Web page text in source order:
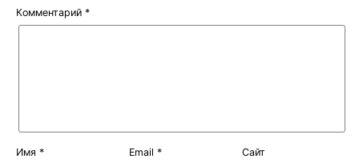
Комментарий *
Имя * Email * Сайт